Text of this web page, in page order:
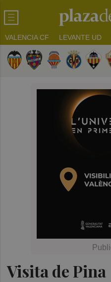
VALENCIA CF LEVANTE UD
Visita de Pina